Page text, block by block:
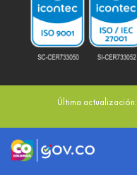
Última actualización:
Logo marca Colombia
Logo